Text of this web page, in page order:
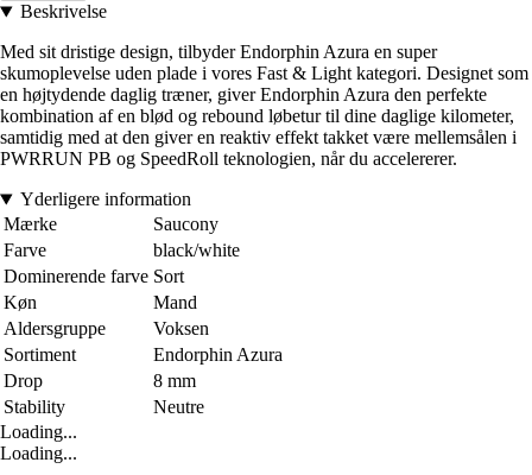
Beskrivelse
Med sit dristige design, tilbyder Endorphin Azura en super
skumoplevelse uden plade i vores Fast & Light kategori. Designet som
en højtydende daglig træner, giver Endorphin Azura den perfekte
kombination af en blød og rebound løbetur til dine daglige kilometer,
samtidig med at den giver en reaktiv effekt takket være mellemsålen i
PWRRUN PB og SpeedRoll teknologien, når du accelererer.
Yderligere information
Mærke
Saucony
Farve
black/white
Dominerende farve Sort
Køn
Mand
Aldersgruppe
Voksen
Sortiment
Endorphin Azura
Drop
8 mm
Stability
Neutre
Loading...
Loading...